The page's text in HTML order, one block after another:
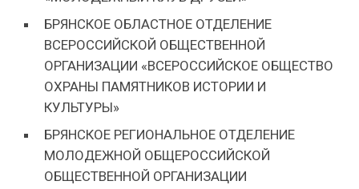
БРЯНСКОЕ ОБЛАСТНОЕ ОТДЕЛЕНИЕ
ВСЕРОССИЙСКОЙ ОБЩЕСТВЕННОЙ
ОРГАНИЗАЦИИ «ВСЕРОССИЙСКОЕ ОБЩЕСТВО
ОХРАНЫ ПАМЯТНИКОВ ИСТОРИИ И
КУЛЬТУРЫ»
БРЯНСКОЕ РЕГИОНАЛЬНОЕ ОТДЕЛЕНИЕ
МОЛОДЕЖНОЙ ОБЩЕРОССИЙСКОЙ
ОБЩЕСТВЕННОЙ ОРГАНИЗАЦИИ